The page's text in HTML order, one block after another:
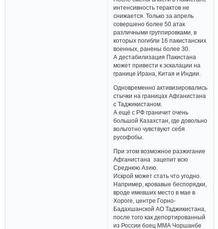
интенсивность терактов не
снижается. Только за апрель
совершено более 50 атак
различными группировками, в
которых погибли 16 пакистанских
военных, ранены более 30.
А дестабилизация Пакистана
может привести к эскалации на
границе Ирана, Китая и Индии.
Одновременно активизировались
стычки на границах Афганистана
с Таджикистаном.
А ещё с РФ граничит очень
большой Казахстан, где довольно
вольготно чувствуют себя
русофобы.
При этом возможное разжигание
Афганистана зацепит всю
Среднюю Азию.
Искрой может стать что угодно.
Например, кровавые беспорядки,
вроде имевших место в мае в
Хороге, центре Горно-
Бадахшанской АО Таджикистана,
после того как депортированный
из России боец ММА Чоршанбе